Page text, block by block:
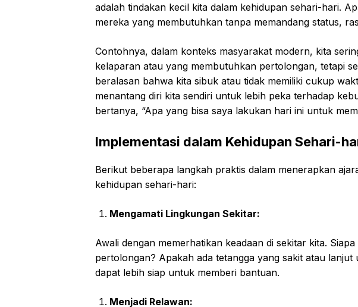
adalah tindakan kecil kita dalam kehidupan sehari-hari.
mereka yang membutuhkan tanpa memandang status,
Contohnya, dalam konteks masyarakat modern, kita
kelaparan atau yang membutuhkan pertolongan, tetapi
beralasan bahwa kita sibuk atau tidak memiliki cukup
menantang diri kita sendiri untuk lebih peka terhadap
bertanya, “Apa yang bisa saya lakukan hari ini untuk
Implementasi dalam Kehidupan Sehari-
Berikut beberapa langkah praktis dalam menerapkan
kehidupan sehari-hari:
Mengamati Lingkungan Sekitar:
Awali dengan memerhatikan keadaan di sekitar kita.
pertolongan? Apakah ada tetangga yang sakit atau lanjut
dapat lebih siap untuk memberi bantuan.
Menjadi Relawan: